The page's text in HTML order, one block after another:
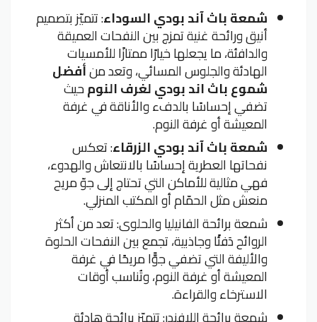
شمعة باث آند بودي السوداء: تتميّز بتصميم
أنيق ورائحة غنية تمزج بين النفحات العميقة
والدافئة، ما يجعلها خيارًا ممتازًا للأمسيات
الهادئة والجلوس المسائي، وتعد منأفضل
شموع باث اند بودي لغرف النومحيث
تضفي إحساسًا بالدفء والأناقة في غرفة
المعيشة أو غرفة النوم.
شمعة باث آند بودي الزرقاء: تعكس
نفحاتها العطرية إحساسًا بالانتعاش والهدوء،
فهي مثالية للأماكن التي تحتاج إلى جوّ مريح
منعش مثل الحمّام أو المكتب المنزلي.
شمعة برائحة الفانيليا والحلوى: تعد من أكثر
الروائح دَفئًا وجاذبية، تجمع بين النفحات الحلوة
والأليفة التي تضفي جوًّا مريحًا في غرفة
المعيشة أو غرفة النوم، وتُناسب أوقات
الاسترخاء والقراءة.
شمعة برائحة اللافندر: تتميّز برائحة هادئة